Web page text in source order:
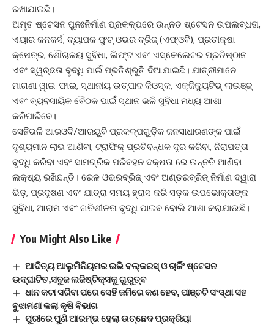
ରଖାଯାଇଛି।
ଅମୃତ ଷ୍ଟେସନ ପୁନଃନିର୍ମାଣ ପ୍ରକଳ୍ପରେ ଉନ୍ନତ ଷ୍ଟେସନ ଉପଲବ୍ଧତା,
ଏୟାର କନକର୍ସ, ବ୍ୟାପକ ଫୁଟ୍ ଓଭର ବ୍ରିଜ୍ (ଏଫ୍ଓବି), ପ୍ରତୀକ୍ଷା
କ୍ଷେତ୍ର, ଶୌଚାଳୟ ସୁବିଧା, ଲିଫ୍ଟ ଏବଂ ଏସ୍କେଲେଟର ପ୍ରତିଷ୍ଠାନ
ଏବଂ ସ୍ୱଚ୍ଛତା ବୃଦ୍ଧି ପାଇଁ ପ୍ରତିଶ୍ରୁତି ଦିଆଯାଇଛି। ଯାତ୍ରୀମାନେ
ମାଗଣା ୱାଇ-ଫାଇ, ସ୍ଥାନୀୟ ଉତ୍ପାଦ କିଓସ୍କ, ଏକ୍ଜିକ୍ୟୁଟିଭ୍ ଲାଉଞ୍ଜ୍
ଏବଂ ବ୍ୟବସାୟିକ ବୈଠକ ପାଇଁ ସ୍ଥାନ ଭଳି ସୁବିଧା ମଧ୍ୟ ଆଶା
କରିପାରିବେ।
ସେହିଭଳି ଆରଓବି/ଆରୟୁବି ପ୍ରକଳ୍ପଗୁଡ଼ିକ ଜନସାଧାରଣଙ୍କ ପାଇଁ
ଦୃଶ୍ୟମାନ ଲାଭ ଆଣିବା, ଟ୍ରାଫିକ୍ ପ୍ରତିବନ୍ଧକ ଦୂର କରିବା, ନିରାପତ୍ତା
ବୃଦ୍ଧି କରିବା ଏବଂ ସାମଗ୍ରିକ ପରିବହନ ଦକ୍ଷତା ରେ ଉନ୍ନତି ଆଣିବା
ଲକ୍ଷ୍ୟ ରଖିଛନ୍ତି। ରେଳ ଓଭରବ୍ରିଜ୍ ଏବଂ ଅଣ୍ଡରବ୍ରିଜ୍ ନିର୍ମାଣ ଦ୍ୱାରା
ଭିଡ଼, ପ୍ରଦୂଷଣ ଏବଂ ଯାତ୍ରା ସମୟ ହ୍ରାସ କରି ସଡ଼କ ଉପଭୋକ୍ତାଙ୍କ
ସୁବିଧା, ଆରାମ ଏବଂ ଗତିଶୀଳତା ବୃଦ୍ଧି ପାଇବ ବୋଲି ଆଶା କରାଯାଉଛି।
You Might Also Like
ଆଦିତ୍ୟ ଆଲୁମିନିୟମର ଇଭି ବଲ୍‍କରସ୍‍ ଓ ଚାର୍ଜିଂ ଷ୍ଟେସନ
ଉଦ୍‍ଘାଟିତ,ସବୁଜ ଲଜିଷ୍ଟିକ୍ସକୁ ଗୁରୁତ୍ବ
ଧାନ କଟା ସରିବା ପରେ ସେହି ଜମିରେ କଣ ହେବ, ପାଞ୍ଚଟି ସଂସ୍ଥା ସହ
ବୁଝାମଣା କଲା କୃଷି ବିଭାଗ
ପୁରୀରେ ପୁଣି ଆରମ୍ଭ ହେଲା ଉଚ୍ଛେଦ ପ୍ରକ୍ରିୟା